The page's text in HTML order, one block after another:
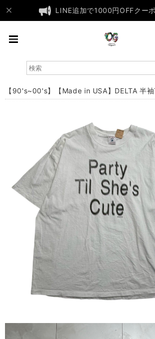
LINE追加で1000円OFFクー
【90's~00's】【Made in USA】DELTA 半